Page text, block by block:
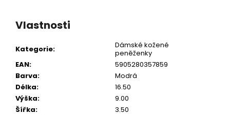
Vlastnosti
Kategorie:
Dámské kožené
peněženky
EAN:
5905280357859
Barva:
Modrá
Délka:
16.50
Výška:
9.00
Šířka:
3.50